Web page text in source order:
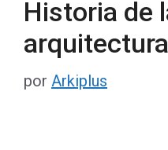
Historia de
por Arkiplus